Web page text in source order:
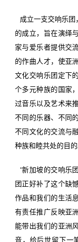
成立一支交响乐
的成立，旨在演绎
家与爱乐者提供交
的作曲人才，使亚
文化交响乐团定下
个多元种族的国家
过音乐以及艺术来
不同的乐器、不同
不同文化的交流与
种族和睦共处的目的
“新加坡的交响乐
团正好补了这个缺
作品和我们的生活
有责任推广反映亚
能带出我们的亚洲
音，给后世留下一